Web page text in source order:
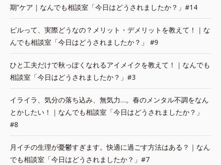
期”ケア｜なんでも相談室「今日はどうされましたか？」#14
ピルって、実際どうなの？メリット・デメリットを教えて！｜な
んでも相談室「今日はどうされましたか？」 #9
ひと工夫だけで秋っぽくなれるアイメイクを教えて！｜なんでも
相談室「今日はどうされましたか？」#3
イライラ、気分の落ち込み、無気力…。春のメンタル不調をなん
とかしたい！｜なんでも相談室「今日はどうされましたか？」
#8
月イチの生理が憂鬱すぎます。快適に過ごす方法はある？｜なん
でも相談室「今日はどうされましたか？」#7